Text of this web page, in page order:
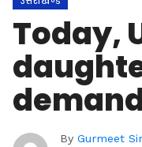
Today,
By Gurmeet